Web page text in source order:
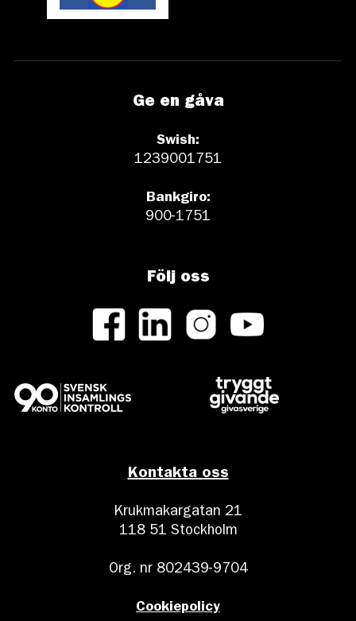
Kontakta oss
Krukmakargatan 21
118 51 Stockholm
Org. nr 802439-9704
Cookiepolicy
Ge en gåva
Swish:
1239001751
Bankgiro:
900-1751
Följ oss